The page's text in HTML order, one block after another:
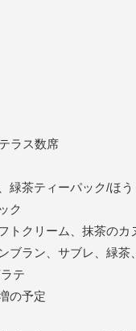
ラス数席
緑茶ティーパック/ほ
ク
トクリーム、抹茶のカ
ブラン、サブレ、緑茶
テ
の予定